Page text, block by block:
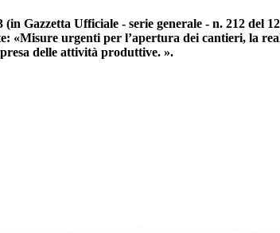
(in Gazzetta Ufficiale - serie generale - n. 212
«Misure urgenti per l’apertura dei cantieri, la
delle attività produttive. ».